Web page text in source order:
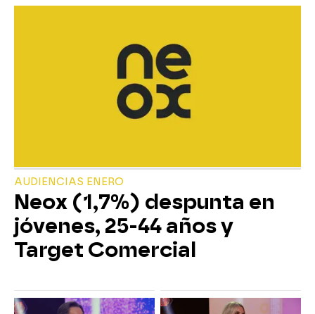
AUDIENCIAS ENERO
Neox (1,7%) despunta en
jóvenes, 25-44 años y
Target Comercial